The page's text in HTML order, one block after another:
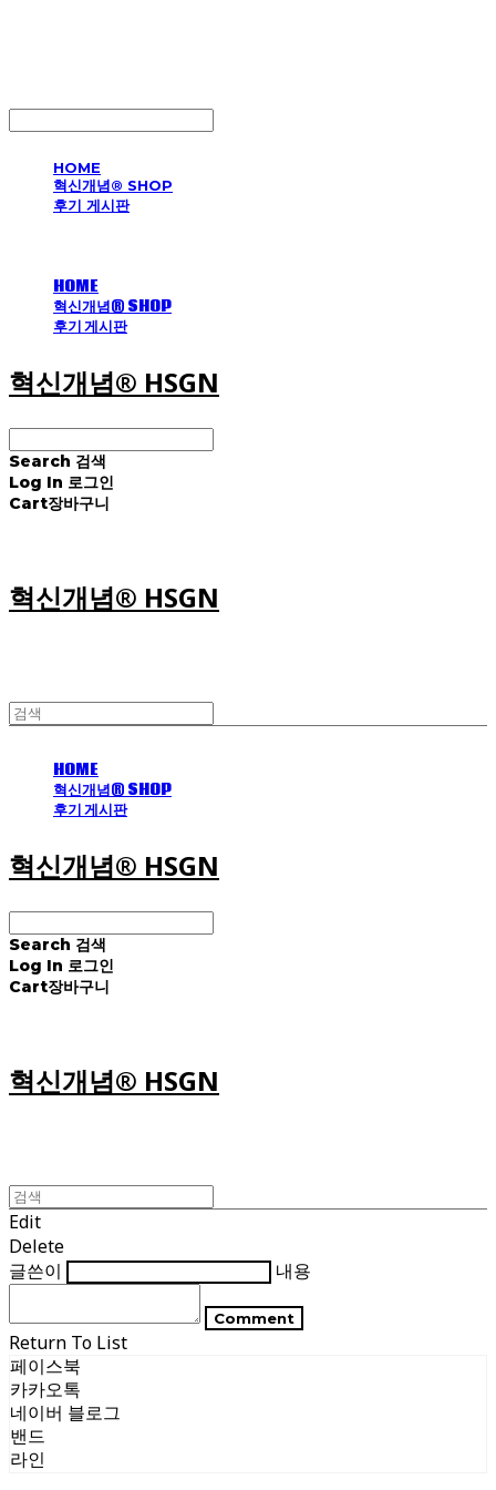
HOME
혁신개념® SHOP
후기 게시판
HOME
혁신개념® SHOP
후기 게시판
혁신개념® HSGN
Search 검색
Log In 로그인
Cart장바구니
혁신개념® HSGN
HOME
혁신개념® SHOP
후기 게시판
혁신개념® HSGN
Search 검색
Log In 로그인
Cart장바구니
혁신개념® HSGN
Edit
Delete
글쓴이
내용
Comment
Return To List
페이스북
카카오톡
네이버 블로그
밴드
라인